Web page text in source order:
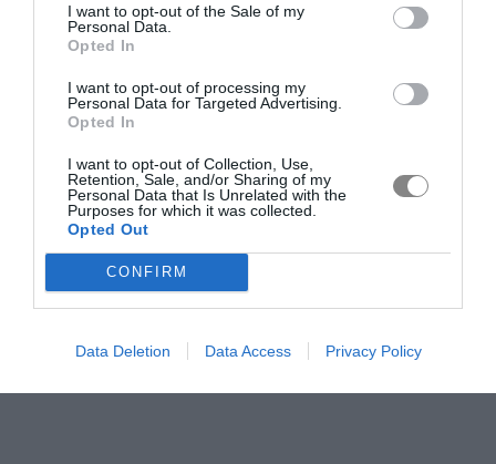
I want to opt-out of the Sale of my
Personal Data.
Opted In
I want to opt-out of processing my
Personal Data for Targeted Advertising.
Opted In
I want to opt-out of Collection, Use,
Retention, Sale, and/or Sharing of my
Personal Data that Is Unrelated with the
Purposes for which it was collected.
Opted Out
CONFIRM
Data Deletion Data Access Privacy Policy